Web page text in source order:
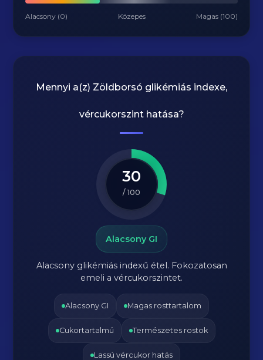
Alacsony (0) Közepes Magas (100)
Mennyi a(z) Zöldborsó glikémiás indexe,
vércukorszint hatása?
30
/ 100
Alacsony GI
Alacsony glikémiás indexű étel. Fokozatosan
emeli a vércukorszintet.
Alacsony GI Magas rosttartalom
Cukortartalmú Természetes rostok
Lassú vércukor hatás